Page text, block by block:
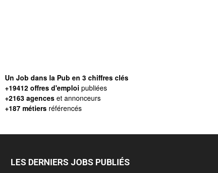
Un Job dans la Pub en 3 chiffres clés
+19412 offres d'emploi publiées
+2163 agences et annonceurs
+187 métiers référencés
LES DERNIERS JOBS PUBLIÉS